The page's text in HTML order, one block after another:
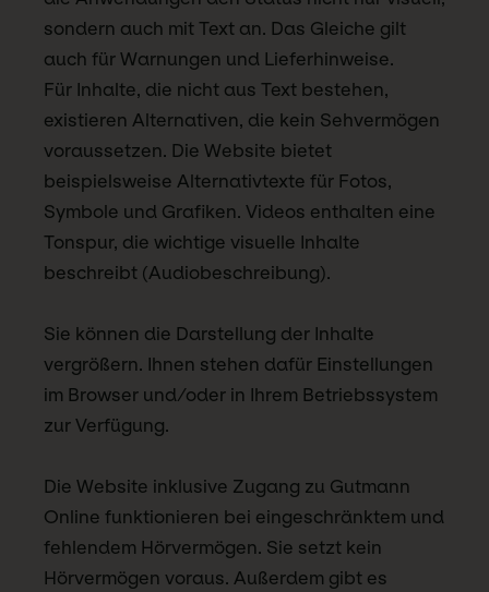
sondern auch mit Text an. Das Gleiche gilt
auch für Warnungen und Lieferhinweise.
Für Inhalte, die nicht aus Text bestehen,
existieren Alternativen, die kein Sehvermögen
voraussetzen. Die Website bietet
beispielsweise Alternativtexte für Fotos,
Symbole und Grafiken. Videos enthalten eine
Tonspur, die wichtige visuelle Inhalte
beschreibt (Audiobeschreibung).
Sie können die Darstellung der Inhalte
vergrößern. Ihnen stehen dafür Einstellungen
im Browser und/oder in Ihrem Betriebssystem
zur Verfügung.
Die Website inklusive Zugang zu Gutmann
Online funktionieren bei eingeschränktem und
fehlendem Hörvermögen. Sie setzt kein
Hörvermögen voraus. Außerdem gibt es